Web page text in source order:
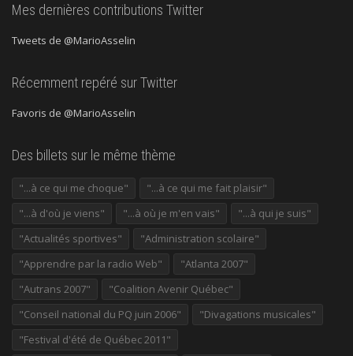
Mes dernières contributions Twitter
Tweets de @MarioAsselin
Récemment repéré sur Twitter
Favoris de @MarioAsselin
Des billets sur le même thème
"...à ce qui me choque"
"...à ce qui me fait plaisir"
"...à d'où je viens"
"...à où je m'en vais"
"...à qui je suis"
"Actualités sportives"
"Administration scolaire"
"Apprendre par la radio Web"
"Atlanta 2007"
"Autrans 2007"
"Coalition Avenir Québec"
"Conseil national du PQ juin 2006"
"Divagations musicales"
"Festival d'été de Québec 2011"